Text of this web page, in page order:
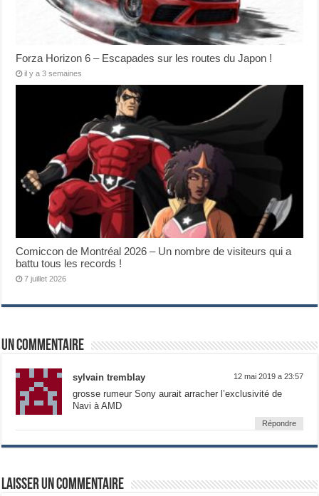
Forza Horizon 6 – Escapades sur les routes du Japon !
il y a 3 semaines
Comiccon de Montréal 2026 – Un nombre de visiteurs qui a
battu tous les records !
7 juillet 2026
Un commentaire
sylvain tremblay 12 mai 2019 a 23:57
grosse rumeur Sony aurait arracher l’exclusivité de
Navi à AMD
Répondre
Laisser un commentaire